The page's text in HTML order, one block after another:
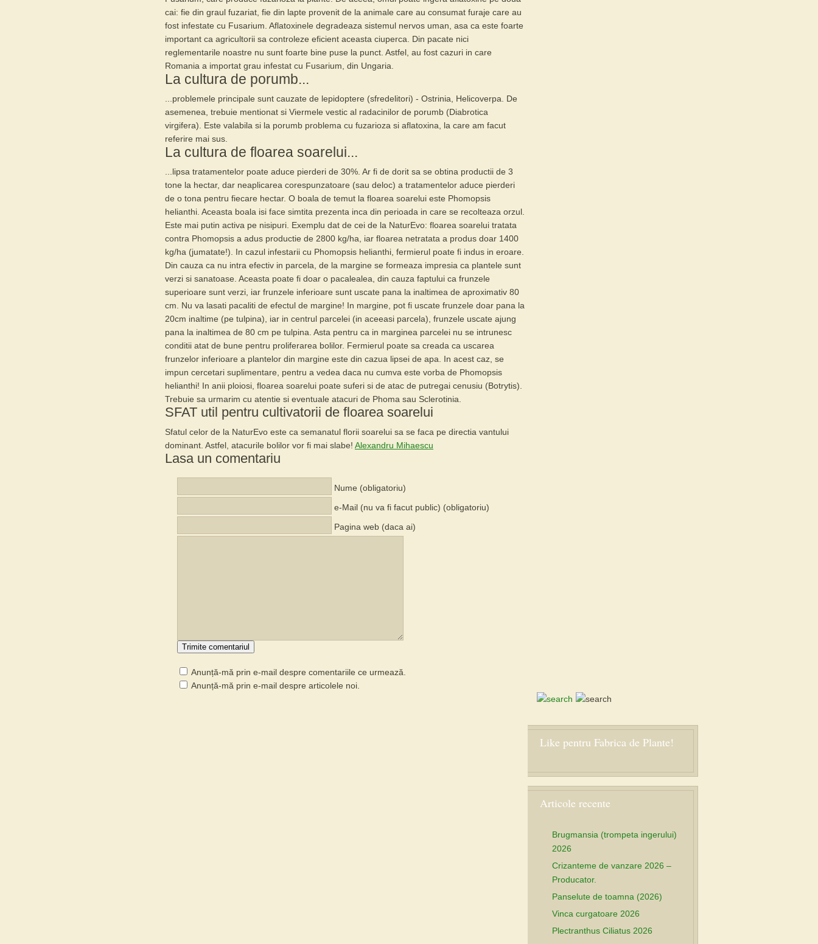
cai: fie din graul fuzariat, fie din lapte provenit de la animale care au consumat furaje care au
fost infestate cu Fusarium. Aflatoxinele degradeaza sistemul nervos uman, asa ca este foarte
important ca agricultorii sa controleze eficient aceasta ciuperca. Din pacate nici
reglementarile noastre nu sunt foarte bine puse la punct. Astfel, au fost cazuri in care
Romania a importat grau infestat cu Fusarium, din Ungaria.
La cultura de porumb...
...problemele principale sunt cauzate de lepidoptere (sfredelitori) - Ostrinia, Helicoverpa. De
asemenea, trebuie mentionat si Viermele vestic al radacinilor de porumb (Diabrotica
virgifera). Este valabila si la porumb problema cu fuzarioza si aflatoxina , la care am facut
referire mai sus.
La cultura de floarea soarelui...
...lipsa tratamentelor poate aduce pierderi de 30%. Ar fi de dorit sa se obtina productii de 3
tone la hectar, dar neaplicarea corespunzatoare (sau deloc) a tratamentelor aduce pierderi
de o tona pentru fiecare hectar. O boala de temut la floarea soarelui este Phomopsis
helianthi . Aceasta boala isi face simtita prezenta inca din perioada in care se recolteaza orzul.
Este mai putin activa pe nisipuri. Exemplu dat de cei de la NaturEvo: floarea soarelui tratata
contra Phomopsis a adus productie de 2800 kg/ha, iar floarea netratata a produs doar 1400
kg/ha (jumatate!). In cazul infestarii cu Phomopsis helianthi, fermierul poate fi indus in eroare.
Din cauza ca nu intra efectiv in parcela, de la margine se formeaza impresia ca plantele sunt
verzi si sanatoase. Aceasta poate fi doar o pacalealea, din cauza faptului ca frunzele
superioare sunt verzi, iar frunzele inferioare sunt uscate pana la inaltimea de aproximativ 80
cm. Nu va lasati pacaliti de efectul de margine! In margine, pot fi uscate frunzele doar pana la
20cm inaltime (pe tulpina), iar in centrul parcelei (in aceeasi parcela), frunzele uscate ajung
pana la inaltimea de 80 cm pe tulpina. Asta pentru ca in marginea parcelei nu se intrunesc
conditii atat de bune pentru proliferarea bolilor. Fermierul poate sa creada ca uscarea
frunzelor inferioare a plantelor din margine este din cazua lipsei de apa. In acest caz, se
impun cercetari suplimentare, pentru a vedea daca nu cumva este vorba de Phomopsis
helianthi! In anii ploiosi, floarea soarelui poate suferi si de atac de putregai cenusiu (Botrytis)
Trebuie sa urmarim cu atentie si eventuale atacuri de Phoma sau Sclerotinia.
SFAT util pentru cultivatorii de floarea soarelui
Sfatul celor de la NaturEvo este ca semanatul florii soarelui sa se faca pe directia vantului
dominant . Astfel, atacurile bolilor vor fi mai slabe! Alexandru Mihaescu
Lasa un comentariu
Nume (obligatoriu)
e-Mail (nu va fi facut public) (obligatoriu)
Pagina web (daca ai)
Anunță-mă prin e-mail despre comentariile ce urmează.
Anunță-mă prin e-mail despre articolele noi.
Like pentru Fabrica de Plante!
Articole recente
Brugmansia (trompeta ingerului)
2026
Crizanteme de vanzare 2026 –
Producator.
Panselute de toamna (2026)
Vinca curgatoare 2026
Plectranthus Ciliatus 2026